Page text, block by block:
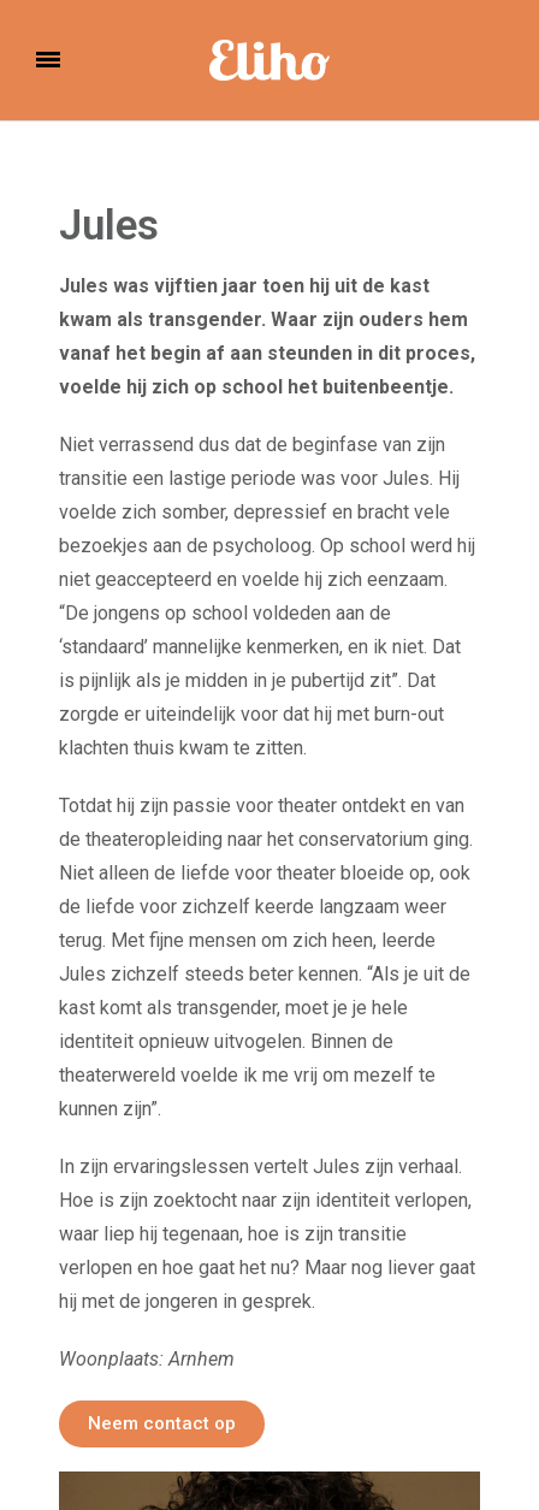
Eliho
Jules
Jules was vijftien jaar toen hij uit de kast
kwam als transgender. Waar zijn ouders hem
vanaf het begin af aan steunden in dit proces,
voelde hij zich op school het buitenbeentje.
Niet verrassend dus dat de beginfase van zijn
transitie een lastige periode was voor Jules. Hij
voelde zich somber, depressief en bracht vele
bezoekjes aan de psycholoog. Op school werd hij
niet geaccepteerd en voelde hij zich eenzaam.
“De jongens op school voldeden aan de
‘standaard’ mannelijke kenmerken, en ik niet. Dat
is pijnlijk als je midden in je pubertijd zit”. Dat
zorgde er uiteindelijk voor dat hij met burn-out
klachten thuis kwam te zitten.
Totdat hij zijn passie voor theater ontdekt en van
de theateropleiding naar het conservatorium ging.
Niet alleen de liefde voor theater bloeide op, ook
de liefde voor zichzelf keerde langzaam weer
terug. Met fijne mensen om zich heen, leerde
Jules zichzelf steeds beter kennen. “Als je uit de
kast komt als transgender, moet je je hele
identiteit opnieuw uitvogelen. Binnen de
theaterwereld voelde ik me vrij om mezelf te
kunnen zijn”.
In zijn ervaringslessen vertelt Jules zijn verhaal.
Hoe is zijn zoektocht naar zijn identiteit verlopen,
waar liep hij tegenaan, hoe is zijn transitie
verlopen en hoe gaat het nu? Maar nog liever gaat
hij met de jongeren in gesprek.
Woonplaats: Arnhem
Neem contact op